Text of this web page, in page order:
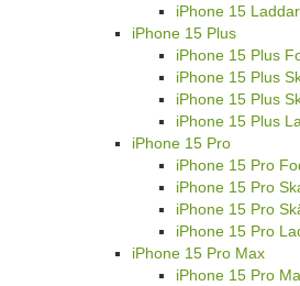
iPhone 15
iPhone 15 Plus
iPhone 15 Plus
iPhone 15 Plus
iPhone 15 Plus
iPhone 15 Plus
iPhone 15 Pro
iPhone 15 Pro
iPhone 15 Pro
iPhone 15 Pro
iPhone 15 Pro
iPhone 15 Pro Max
iPhone 15 Pro